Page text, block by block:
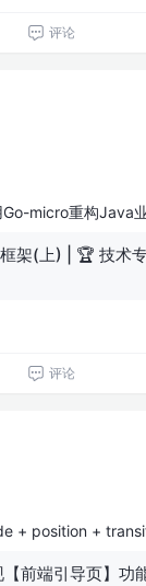
评论
micro重构Java
评论
+ position +
前端引导页】功